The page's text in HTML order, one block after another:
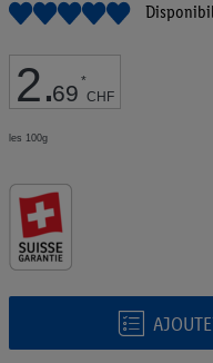
2.69 *
CHF
les 100g